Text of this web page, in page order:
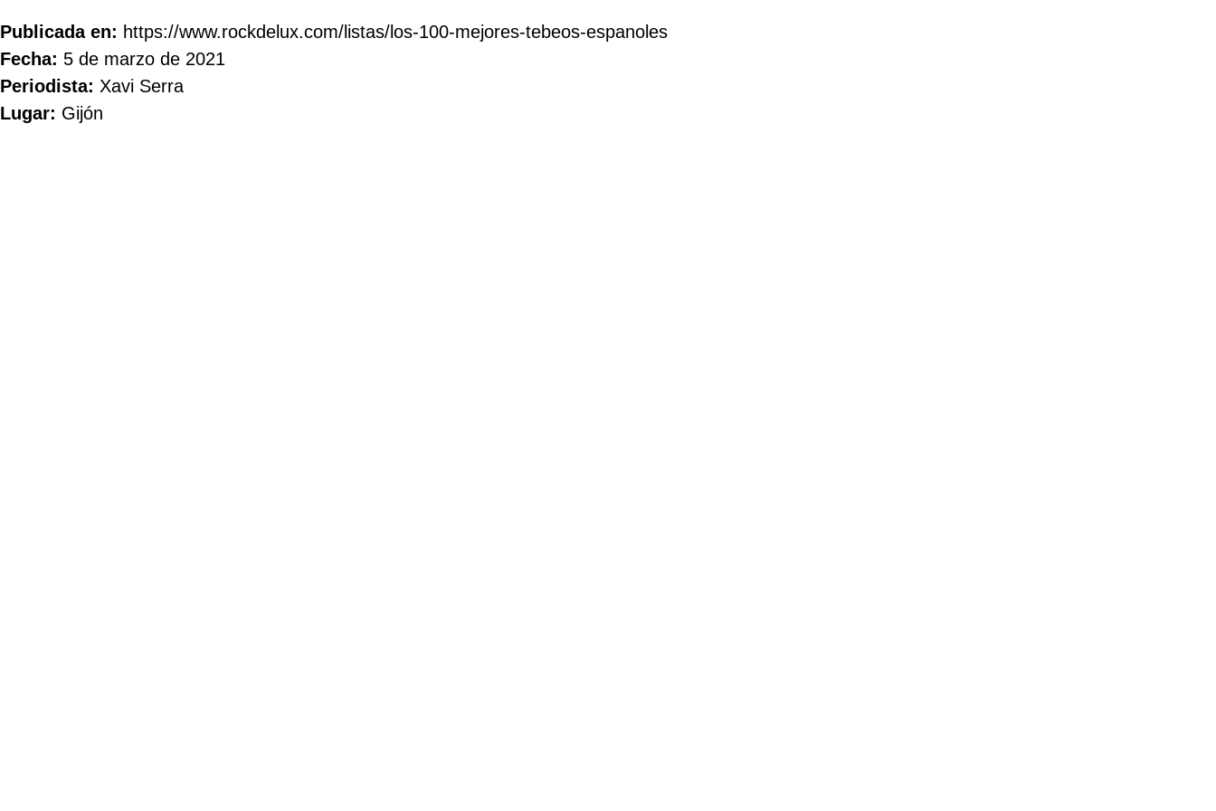
Publicada en: https://www.rockdelux.com/listas/los-100-mejores-tebeos-espanoles
Fecha: 5 de marzo de 2021
Periodista: Xavi Serra
Lugar: Gijón